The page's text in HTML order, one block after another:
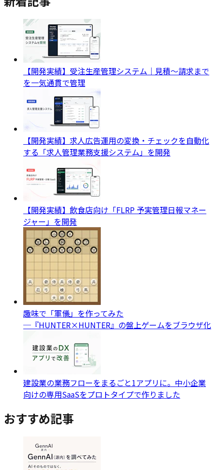
【開発実績】受注生産管理システム｜見積〜請求まで
を一気通貫で管理
【開発実績】求人広告運用の変換・チェックを自動化
する「求人管理業務支援システム」を開発
【開発実績】飲食店向け「FLRP 予実管理日報マネー
ジャー」を開発
趣味で「軍儀」を作ってみた
─『HUNTER×HUNTER』の盤上ゲームをブラウザ化
建設業の業務フローをまるごと1アプリに。中小企業
向けの専用SaaSをプロトタイプで作りました
おすすめ記事